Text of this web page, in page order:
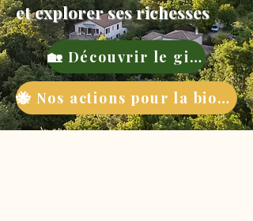
et explorer ses richesses
🏡 Découvrir le gite
🐝 Nos actions pour la biodiversité